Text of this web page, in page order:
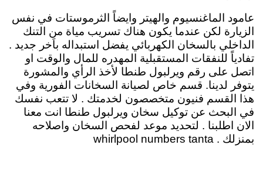
عامود الماغنسيوم والهيتر وايضاً الثرموستات في نفس
الزيارة لكن عندما يكون هناك تسريب مياة من التنك
الداخلي بالسخان الكهربائي يفضل استبداله باَخر جديد .
تفادياً للنفقات المستقبلية المهدره للمال والوقت او
اتصل على رقم ويرلبول طنطا لأخذ الرأي والمشورة
يتوفر لدينا. قسم خاص لصيانة السخانات الفورية وفي
هذا القسم فنيون متخصصون لخدمتك . لا تتعب نفسك
في البحث عن توكيل سخان ويرلبول طنطا انت معنا
الان اطلبنا . لتحديد موعد لفحص السخان واصلاحه
بمنزلك . whirlpool numbers tanta